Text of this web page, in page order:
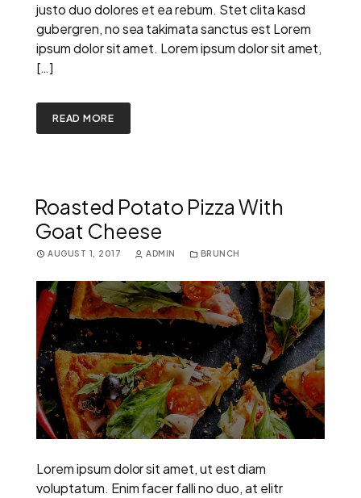
justo duo dolores et ea rebum. Stet clita kasd
gubergren, no sea takimata sanctus est Lorem
ipsum dolor sit amet. Lorem ipsum dolor sit amet,
[…]
READ MORE
Roasted Potato Pizza With
Goat Cheese
AUGUST 1, 2017 ADMIN BRUNCH
Lorem ipsum dolor sit amet, ut est diam
voluptatum. Enim facer falli no duo, at elitr